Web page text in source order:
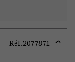
Réf.2077871